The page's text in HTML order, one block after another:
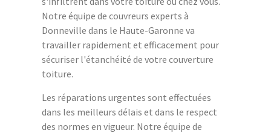
Notre équipe de couvreurs experts à
Donneville dans le Haute-Garonne va
travailler rapidement et efficacement pour
sécuriser l'étanchéité de votre couverture
toiture.
Les réparations urgentes sont effectuées
dans les meilleurs délais et dans le respect
des normes en vigueur. Notre équipe de